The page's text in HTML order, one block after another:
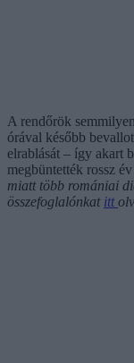
A rendőrök
órával később
elrablását – így akart
megbüntették rossz
miatt több romániai
összefoglalónkat itt